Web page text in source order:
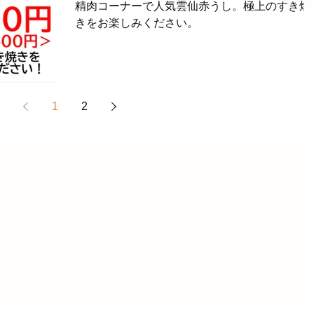
精肉コーナーで人気雲仙赤うし。極上のすき焼
きをお楽しみください。
1 2